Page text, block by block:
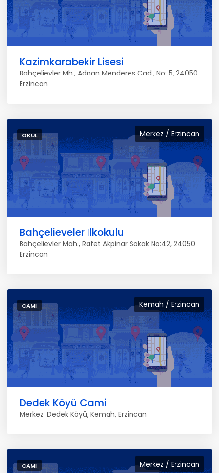
Kazimkarabekir Lisesi
Bahçelievler Mh., Adnan Menderes Cad., No: 5, 24050
Erzincan
Merkez / Erzincan
OKUL
Bahçelieveler Ilkokulu
Bahçelievler Mah., Rafet Akpinar Sokak No:42, 24050
Erzincan
Kemah / Erzincan
CAMI
Dedek Köyü Cami
Merkez, Dedek Köyü, Kemah, Erzincan
Merkez / Erzincan
CAMI